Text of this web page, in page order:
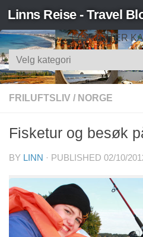
Skip to content
Linns Reise - Travel
SØK ETTER
Søk
etter
FRILUFTSLIV / NORGE
Fisketur og besøk
BY LINN · PUBLISHED 02/10/